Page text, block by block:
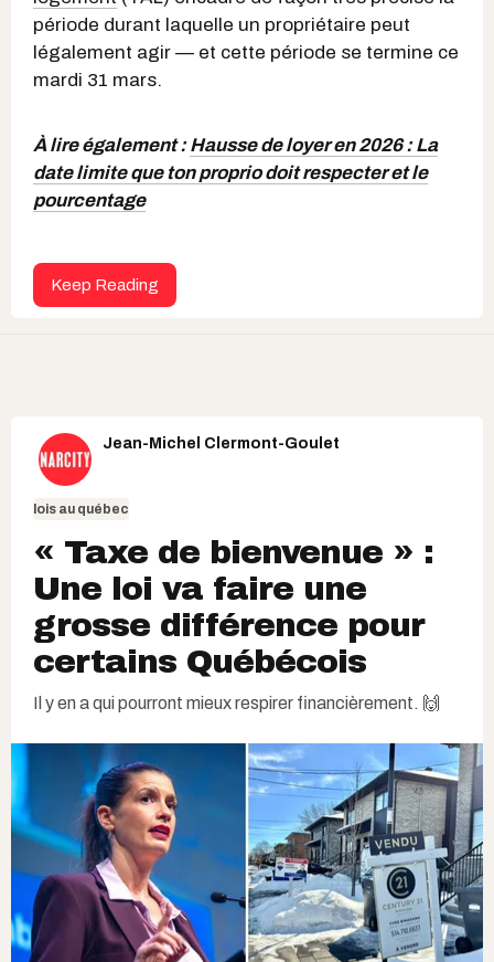
période durant laquelle un propriétaire peut
légalement agir — et cette période se termine ce
mardi 31 mars.
À lire également :Hausse de loyer en 2026 : La
date limite que ton proprio doit respecter et le
pourcentage
Keep Reading
Jean-Michel Clermont-Goulet
lois au québec
« Taxe de bienvenue » :
Une loi va faire une
grosse différence pour
certains Québécois
Il y en a qui pourront mieux respirer financièrement. 🙌